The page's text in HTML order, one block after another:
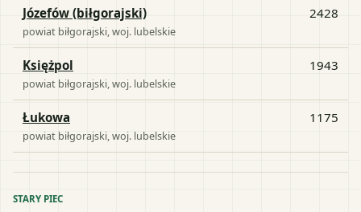
Józefów (biłgorajski)
powiat biłgorajski , woj. lubelskie
2428
Księżpol
powiat biłgorajski , woj. lubelskie
1943
Łukowa
powiat biłgorajski , woj. lubelskie
1175
STARY PIEC